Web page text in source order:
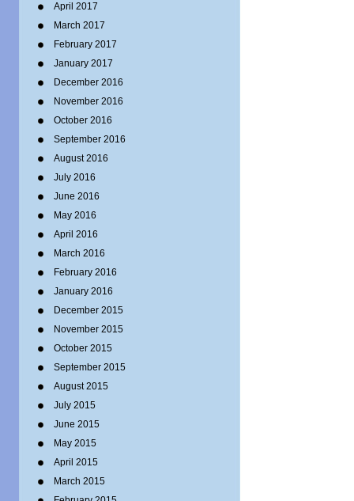
April 2017
March 2017
February 2017
January 2017
December 2016
November 2016
October 2016
September 2016
August 2016
July 2016
June 2016
May 2016
April 2016
March 2016
February 2016
January 2016
December 2015
November 2015
October 2015
September 2015
August 2015
July 2015
June 2015
May 2015
April 2015
March 2015